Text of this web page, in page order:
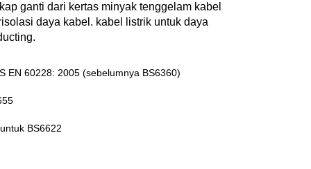
ganti dari kertas minyak tenggelam kabel
daya kabel. kabel listrik untuk daya
EN 60228: 2005 (sebelumnya BS6360)
BS6622